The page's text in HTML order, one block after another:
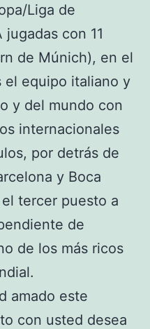
Liga de
jugadas con 11
de Múnich), en el
el equipo italiano y
y del mundo con
internacionales
por detrás de
y Boca
tercer puesto a
de
de los más ricos
amado este
con usted desea